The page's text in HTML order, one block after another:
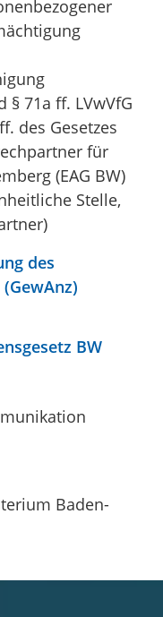
§ 71a ff. LVwVfG
des Gesetzes
für
(EAG BW)
Stelle,
des
BW
Baden-